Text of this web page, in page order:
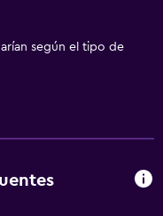
según el tipo de